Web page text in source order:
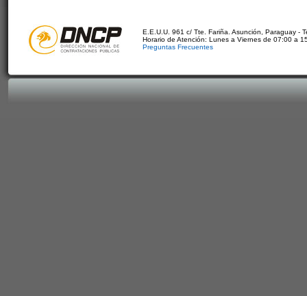
E.E.U.U. 961 c/ Tte. Fariña. Asunción, Paraguay -
Horario de Atención: Lunes a Viernes de 07:00 a
Preguntas Frecuentes